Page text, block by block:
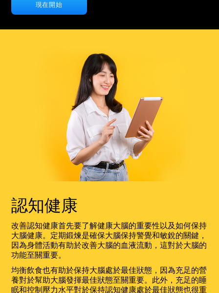
現在開始
認知健康
改善認知健康首先要了解健康大腦的重要性以及如何保持
大腦健康。定期鍛煉是確保大腦保持警覺和敏銳的關鍵，
因為身體活動有助於改善大腦的血液流動，這對於大腦的
功能至關重要。
均衡飲食也有助於保持大腦處於最佳狀態，因為充足的營
養對於幫助大腦發揮最佳狀態至關重要。此外，充足的睡
眠和控制壓力水平對於保持認知健康處於最佳狀態也很重